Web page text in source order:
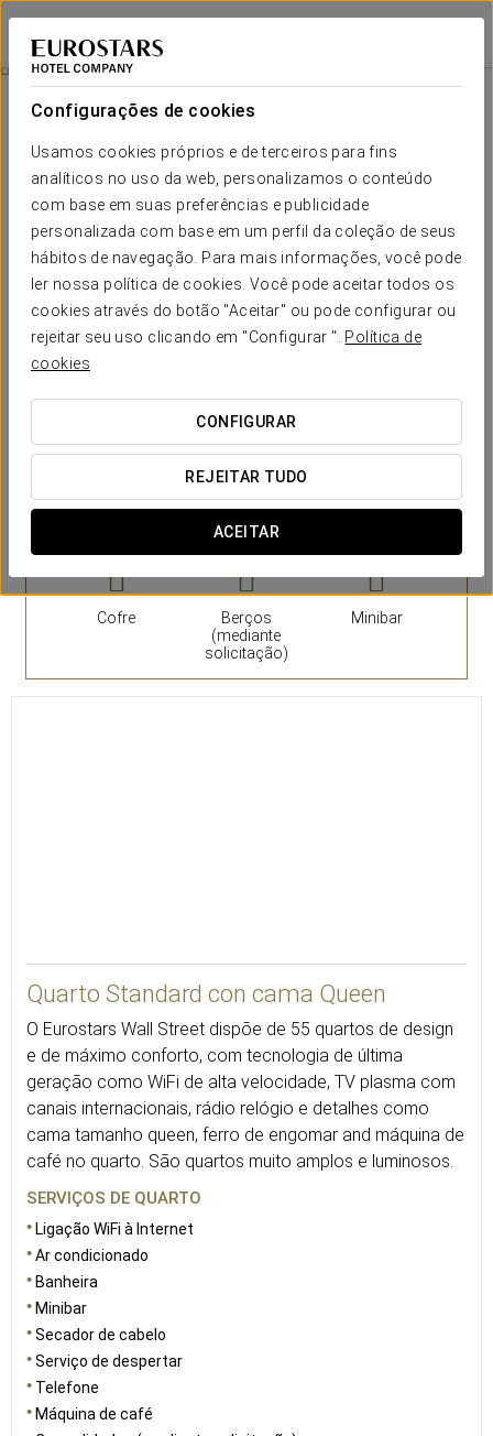
Configurações de cookies
Usamos cookies próprios e de terceiros para fins
analíticos no uso da web, personalizamos o conteúdo
com base em suas preferências e publicidade
personalizada com base em um perfil da coleção de seus
hábitos de navegação. Para mais informações, você pode
ler nossa política de cookies. Você pode aceitar todos os
cookies através do botão "Aceitar" ou pode configurar ou
rejeitar seu uso clicando em "Configurar ". Política de
cookies
CONFIGURAR
REJEITAR TUDO
ACEITAR
Eurostars Wall Street
NOVA IORQUE
Quartos
Quartos
O conforto e descanso que necessita
Eurostars Wall Street Hotel New York oferece 56 quartos de
design domáximo de conforto, com tecnologia de última
geração
, tais como conexões Wi-Fi de alta velocidade,
televisão de ecrã plasma com canais internacionais, Micro-
ondas, frigobar e detalhes como a cama queen-size e máquina
de café no quarto. Os quartos são amplos e luminosos.
O hotel tem14 suites, com um design moderno, com uma
cama queen-size, sala de estar e massas de espaço no
SERVIÇOS EM DESTAQUE
Quartos
Cofre
Berços
(mediante
solicitação)
Minibar
Quarto Standard con cama Queen
O Eurostars Wall Street dispõe de 55 quartos de design
e de máximo conforto, com tecnologia de última
geração como WiFi de alta velocidade, TV plasma com
canais internacionais, rádio relógio e detalhes como
cama tamanho queen, ferro de engomar and máquina de
café no quarto. São quartos muito amplos e luminosos.
SERVIÇOS DE QUARTO
Ligação WiFi à Internet
Ar condicionado
Banheira
Minibar
Secador de cabelo
Serviço de despertar
Telefone
Máquina de café